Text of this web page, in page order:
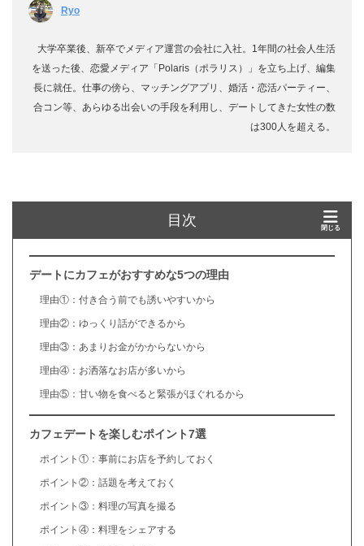
Ryo
大学卒業後、新卒でメディア運営の会社に入社。1年間の社会人生活
を送った後、恋愛メディア「Polaris（ポラリス）」を立ち上げ、編集
長に就任。仕事の傍ら、マッチングアプリ、婚活・恋活パーティー、
合コン等、あらゆる出会いの手段を利用し、デートしてきた女性の数
は300人を超える。
目次
デートにカフェがおすすめな5つの理由
理由①：付き合う前でも誘いやすいから
理由②：ゆっくり話ができるから
理由③：あまりお金がかからないから
理由④：お洒落なお店が多いから
理由⑤：甘い物を食べると緊張がほぐれるから
カフェデートを楽しむポイント7選
ポイント①：事前にお店を予約しておく
ポイント②：話題を考えておく
ポイント③：料理の写真を撮る
ポイント④：料理をシェアする